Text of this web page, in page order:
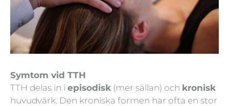
Symtom vid TTH
TTH delas in i episodisk (mer sällan) och kronisk
huvudvärk. Den kroniska formen har ofta en stor